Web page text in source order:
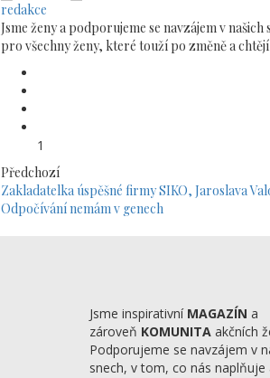
redakce
Jsme ženy a podporujeme se navzájem v
pro všechny ženy, které touží po změně a
1
Předchozí
Zakladatelka úspěšné firmy SIKO, Jaroslava
Odpočívání nemám v genech
Jsme inspirativní MAGAZÍN a
zároveň KOMUNITAakčních
Podporujeme se navzájem v
snech, v tom, co nás naplňuje